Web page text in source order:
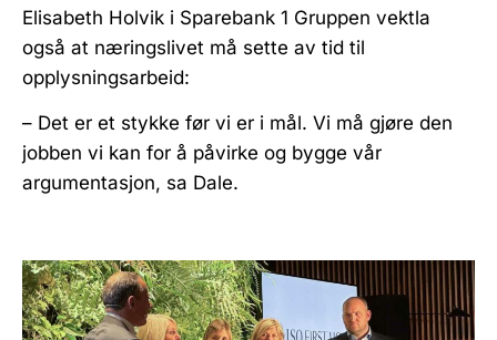
Elisabeth Holvik i Sparebank 1 Gruppen vektla
også at næringslivet må sette av tid til
opplysningsarbeid:
– Det er et stykke før vi er i mål. Vi må gjøre den
jobben vi kan for å påvirke og bygge vår
argumentasjon, sa Dale.